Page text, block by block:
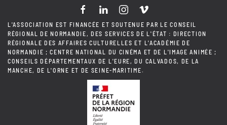
L'ASSOCIATION EST FINANCÉE ET SOUTENUE PAR LE CONSEIL
RÉGIONAL DE NORMANDIE, DES SERVICES DE L'ÉTAT : DIRECTION
RÉGIONALE DES AFFAIRES CULTURELLES ET L'ACADÉMIE DE
NORMANDIE ; CENTRE NATIONAL DU CINÉMA ET DE L'IMAGE ANIMÉE ;
CONSEILS DÉPARTEMENTAUX DE L'EURE, DU CALVADOS, DE LA
MANCHE, DE L'ORNE ET DE SEINE-MARITIME.